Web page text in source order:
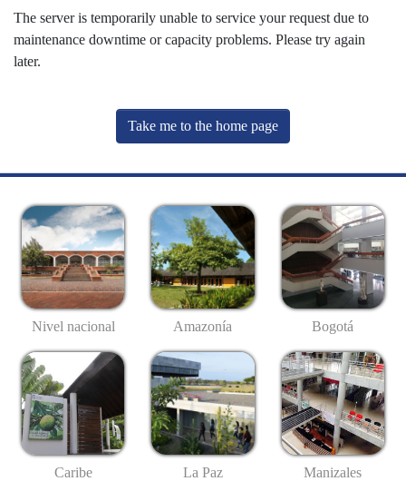
The server is temporarily unable to service your request due to
maintenance downtime or capacity problems. Please try again
later.
Take me to the home page
Nivel nacional Amazonía Bogotá
Caribe La Paz Manizales